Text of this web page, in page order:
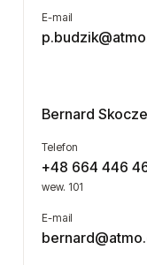
E-mail
Bernard
Telefon
+48 664 446
wew. 101
E-mail